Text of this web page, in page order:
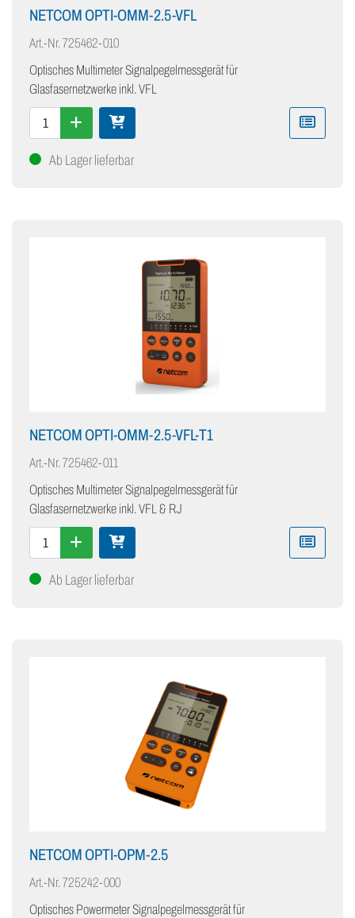
NETCOM OPTI-OMM-2.5-VFL
Art.-Nr.725462-010
Optisches Multimeter Signalpegelmessgerät für
Glasfasernetzwerke inkl. VFL
Ab Lager lieferbar
NETCOM OPTI-OMM-2.5-VFL-T1
Art.-Nr.725462-011
Optisches Multimeter Signalpegelmessgerät für
Glasfasernetzwerke inkl. VFL & RJ
Ab Lager lieferbar
NETCOM OPTI-OPM-2.5
Art.-Nr.725242-000
Optisches Powermeter Signalpegelmessgerät für